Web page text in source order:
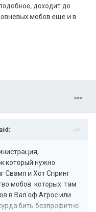
доходит до
мобов еще и в
который нужно
Свамп и Хот Спринг
мобов которых там
в Вал оф Агрос или
бить безпрофитно